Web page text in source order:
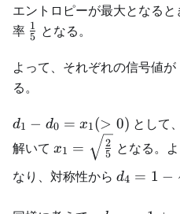
エントロピーが最大となる
率 \frac{1}
{5}
5
1 となる。
よって、それぞれの信号値が
る。
d_1 -
d_0 =
x_1(>0)
d1 − d0 = x1(> 0) として、
解いて x_1 =
\sqrt{\frac{2}
{5}}
x1 = 5
2 となる。よ
なり、対称性から d_4 = 1 -
d4 = 1 −